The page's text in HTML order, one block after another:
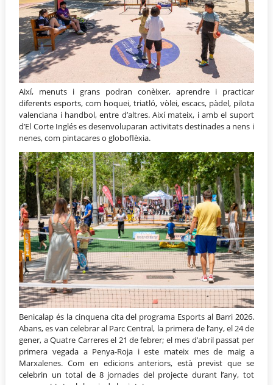
Així, menuts i grans podran conèixer, aprendre i practicar
diferents esports, com hoquei, triatló, vòlei, escacs, pàdel, pilota
valenciana i handbol, entre d’altres. Així mateix, i amb el suport
d’El Corte Inglés es desenvoluparan activitats destinades a nens i
nenes, com pintacares o globoflèxia.
Benicalap és la cinquena cita del programa Esports al Barri 2026.
Abans, es van celebrar al Parc Central, la primera de l’any, el 24 de
gener, a Quatre Carreres el 21 de febrer; el mes d’abril passat per
primera vegada a Penya-Roja i este mateix mes de maig a
Marxalenes. Com en edicions anteriors, està previst que se
celebrin un total de 8 jornades del projecte durant l’any, tot